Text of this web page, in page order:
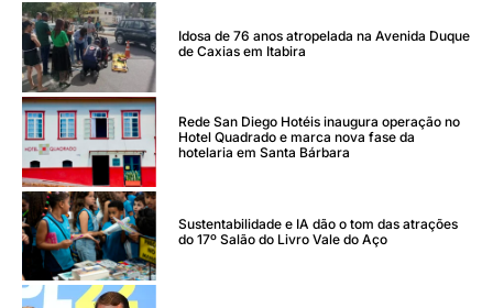
Idosa de 76 anos atropelada na Avenida Duque
de Caxias em Itabira
Rede San Diego Hotéis inaugura operação no
Hotel Quadrado e marca nova fase da
hotelaria em Santa Bárbara
Sustentabilidade e IA dão o tom das atrações
do 17º Salão do Livro Vale do Aço